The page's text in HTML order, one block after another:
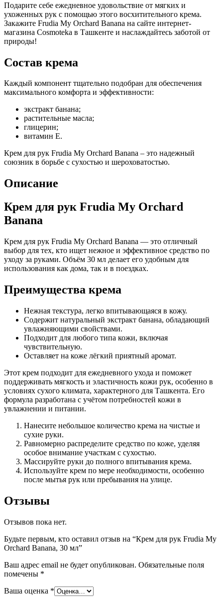
Подарите себе ежедневное удовольствие от мягких и
ухоженных рук с помощью этого восхитительного крема.
Закажите Frudia My Orchard Banana на сайте интернет-
магазина Cosmoteka в Ташкенте и наслаждайтесь заботой от
природы!
Состав крема
Каждый компонент тщательно подобран для обеспечения
максимального комфорта и эффективности:
экстракт банана;
растительные масла;
глицерин;
витамин E.
Крем для рук Frudia My Orchard Banana – это надежный
союзник в борьбе с сухостью и шероховатостью.
Описание
Крем для рук Frudia My Orchard
Banana
Крем для рук Frudia My Orchard Banana — это отличный
выбор для тех, кто ищет нежное и эффективное средство по
уходу за руками. Объём 30 мл делает его удобным для
использования как дома, так и в поездках.
Преимущества крема
Нежная текстура, легко впитывающаяся в кожу.
Содержит натуральный экстракт банана, обладающий
увлажняющими свойствами.
Подходит для любого типа кожи, включая
чувствительную.
Оставляет на коже лёгкий приятный аромат.
Этот крем подходит для ежедневного ухода и поможет
поддерживать мягкость и эластичность кожи рук, особенно в
условиях сухого климата, характерного для Ташкента. Его
формула разработана с учётом потребностей кожи в
увлажнении и питании.
Нанесите небольшое количество крема на чистые и
сухие руки.
Равномерно распределите средство по коже, уделяя
особое внимание участкам с сухостью.
Массируйте руки до полного впитывания крема.
Используйте крем по мере необходимости, особенно
после мытья рук или пребывания на улице.
Отзывы
Отзывов пока нет.
Будьте первым, кто оставил отзыв на “Крем для рук Frudia My
Orchard Banana, 30 мл”
Ваш адрес email не будет опубликован. Обязательные поля
помечены *
Ваша оценка *